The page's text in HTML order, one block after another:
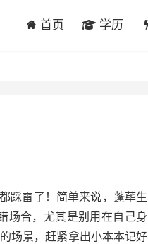
首页 学历
踩雷了！简单来说，蓬荜生
场合，尤其是别用在自己身
场景，赶紧拿出小本本记好